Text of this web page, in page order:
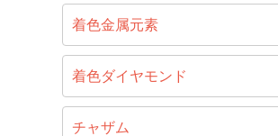
着色金属元素
着色ダイヤモンド
チャザム